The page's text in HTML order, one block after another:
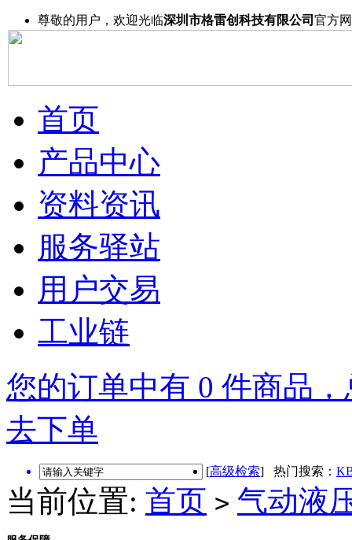
尊敬的用户，欢迎光临深圳市格雷创科技有限公司 官方
首页
产品中心
资料资讯
服务驿站
用户交易
工业链
您的订单中有 0 件商品
去下单
[高级检索] 热门搜索：
当前位置: 首页 > 气动液